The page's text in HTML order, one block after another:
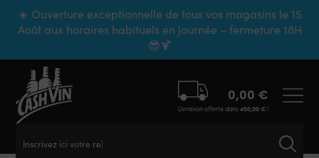
☀️ Ouverture exceptionnelle de tous vos magasins le 15
Août aux horaires habituels en journée – fermeture 18H
😎🍹
Inscrivez ici votre rech
0,00 €
Livraison offerte dans450,00 €!
Panneau de gestion des cookies